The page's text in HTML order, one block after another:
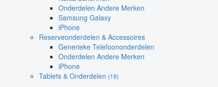
Onderdelen Andere Merken
Samsung Galaxy
iPhone
Reserveonderdelen & Accessoires
Generieke Telefoononderdelen
Onderdelen Andere Merken
iPhone
Tablets & Onderdelen (18)